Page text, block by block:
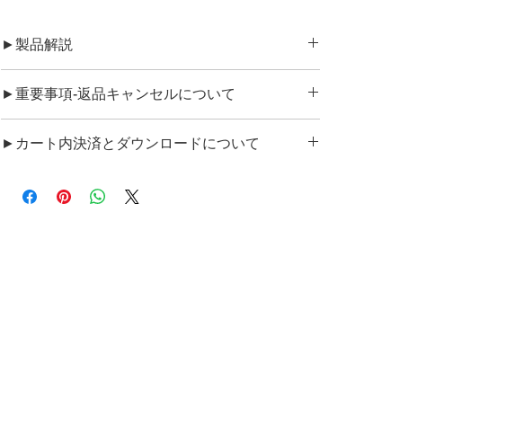
►製品解説
りも軽い表情でコミュニケーションを図ります。横組み
縦組みとも澱みもなく爽やかな肌触りの組版です。
►重要事項-返品キャンセルについて
んので、ご了承下さい。●ご注文は、ライセンス条項、
したらお問い合わせください。また、萬一の不具合につ
►カート内決済とダウンロードについて
●お支払を頂きますと、お支払い完了ページと注文確認